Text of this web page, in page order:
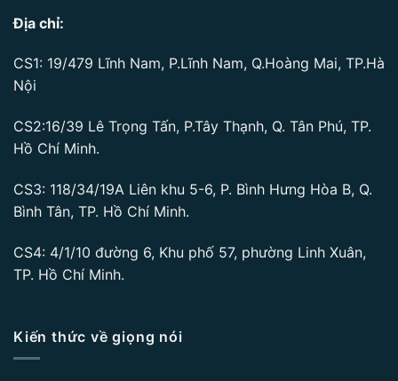
Địa chỉ:
CS1: 19/479 Lĩnh Nam, P.Lĩnh Nam, Q.Hoàng Mai, TP.Hà
Nội
CS2:16/39 Lê Trọng Tấn, P.Tây Thạnh, Q. Tân Phú, TP.
Hồ Chí Minh.
CS3: 118/34/19A Liên khu 5-6, P. Bình Hưng Hòa B, Q.
Bình Tân, TP. Hồ Chí Minh.
CS4: 4/1/10 đường 6, Khu phố 57, phường Linh Xuân,
TP. Hồ Chí Minh.
Kiến thức về giọng nói